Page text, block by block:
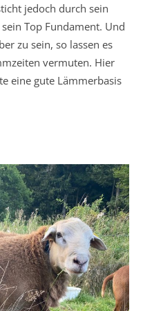
jedoch durch sein
Top Fundament. Und
zu sein, so lassen es
vermuten. Hier
eine gute Lämmerbasis